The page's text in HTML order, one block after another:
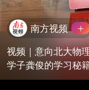
南方视频
视频｜意向北大物
学子龚俊的学习秘